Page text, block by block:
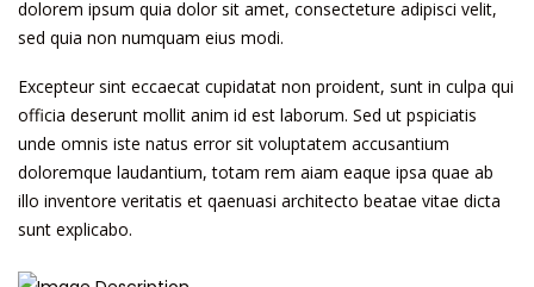
dolorem ipsum quia dolor sit amet, consecteture adipisci velit,
sed quia non numquam eius modi.
Excepteur sint eccaecat cupidatat non proident, sunt in culpa qui
officia deserunt mollit anim id est laborum. Sed ut pspiciatis
unde omnis iste natus error sit voluptatem accusantium
doloremque laudantium, totam rem aiam eaque ipsa quae ab
illo inventore veritatis et qaenuasi architecto beatae vitae dicta
sunt explicabo.